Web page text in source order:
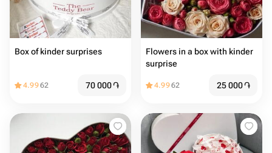
Box of kinder surprises
4.9962 70 000֏
Flowers in a box with kinder
surprise
4.9962 25 000֏